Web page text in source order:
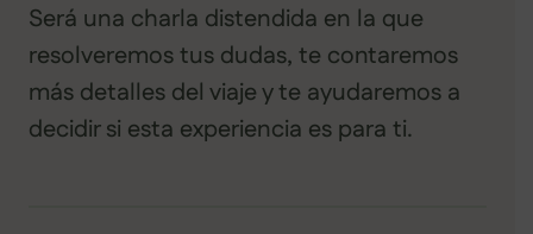
Será una charla distendida en la que
resolveremos tus dudas, te contaremos
más detalles del viaje y te ayudaremos a
decidir si esta experiencia es para ti.